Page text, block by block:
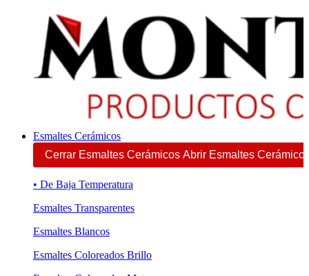
Esmaltes Cerámicos
Cerrar Esmaltes Cerámicos Abrir Esmaltes
• De Baja Temperatura
Esmaltes Transparentes
Esmaltes Blancos
Esmaltes Coloreados Brillo